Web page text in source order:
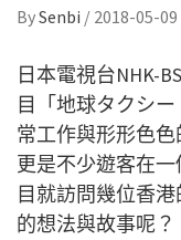
BySenbi / 2018-05-09
日本電視台NHK-
目「地球タクシ
常工作與形形色
更是不少遊客在
目就訪問幾位香
的想法與故事呢？